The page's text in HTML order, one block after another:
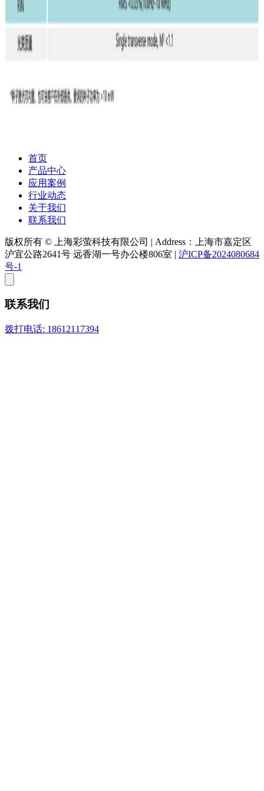
首页
产品中心
应用案例
行业动态
关于我们
联系我们
版权所有 © 上海彩萤科技有限公司 | Address：上海市嘉定区
沪宜公路2641号 远香湖一号办公楼806室 | 沪ICP备2024080684
号-1
联系我们
拨打电话: 18612117394